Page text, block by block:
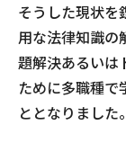
そうした現状を
用な法律知識の
題解決あるいは
ために多職種で
ととなりました。